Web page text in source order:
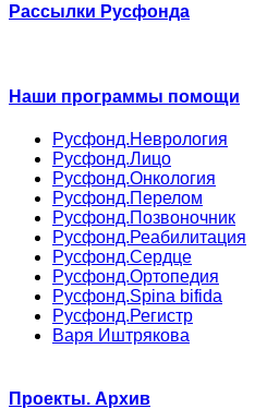
Рассылки Русфонда
Наши программы помощи
Русфонд.Неврология
Русфонд.Лицо
Русфонд.Онкология
Русфонд.Перелом
Русфонд.Позвоночник
Русфонд.Реабилитация
Русфонд.Сердце
Русфонд.Ортопедия
Русфонд.Spina bifida
Русфонд.Регистр
Варя Иштрякова
Проекты. Архив